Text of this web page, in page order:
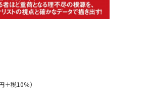
税10％）